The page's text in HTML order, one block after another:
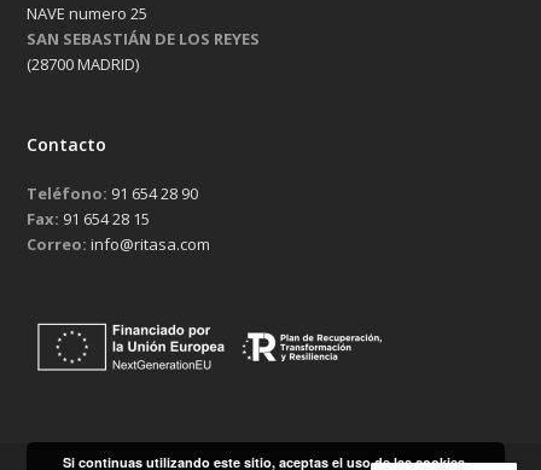
NAVE numero 25
SAN SEBASTIÁN DE LOS REYES
(28700 MADRID)
Contacto
Teléfono: 91 654 28 90
Fax: 91 654 28 15
Correo: info@ritasa.com
Si continuas utilizando este sitio, aceptas el uso de las cookies.